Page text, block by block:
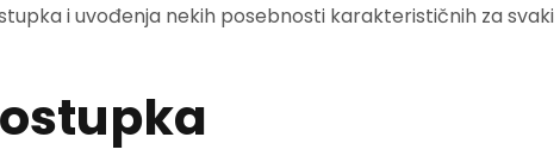
i uvođenja nekih posebnosti karakterističnih za svaki